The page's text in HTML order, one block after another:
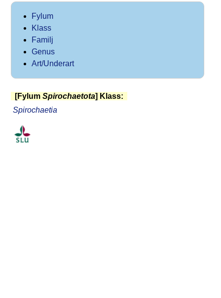
Fylum
Klass
Familj
Genus
Art/Underart
[Fylum Spirochaetota] Klass:
Spirochaetia